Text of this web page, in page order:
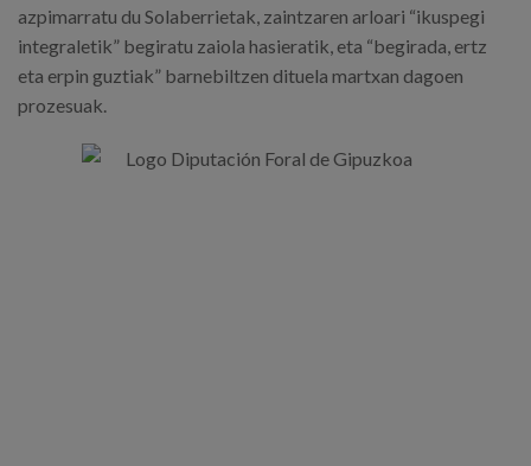
azpimarratu du Solaberrietak, zaintzaren arloari “ikuspegi
integraletik” begiratu zaiola hasieratik, eta “begirada, ertz
eta erpin guztiak” barnebiltzen dituela martxan dagoen
prozesuak.